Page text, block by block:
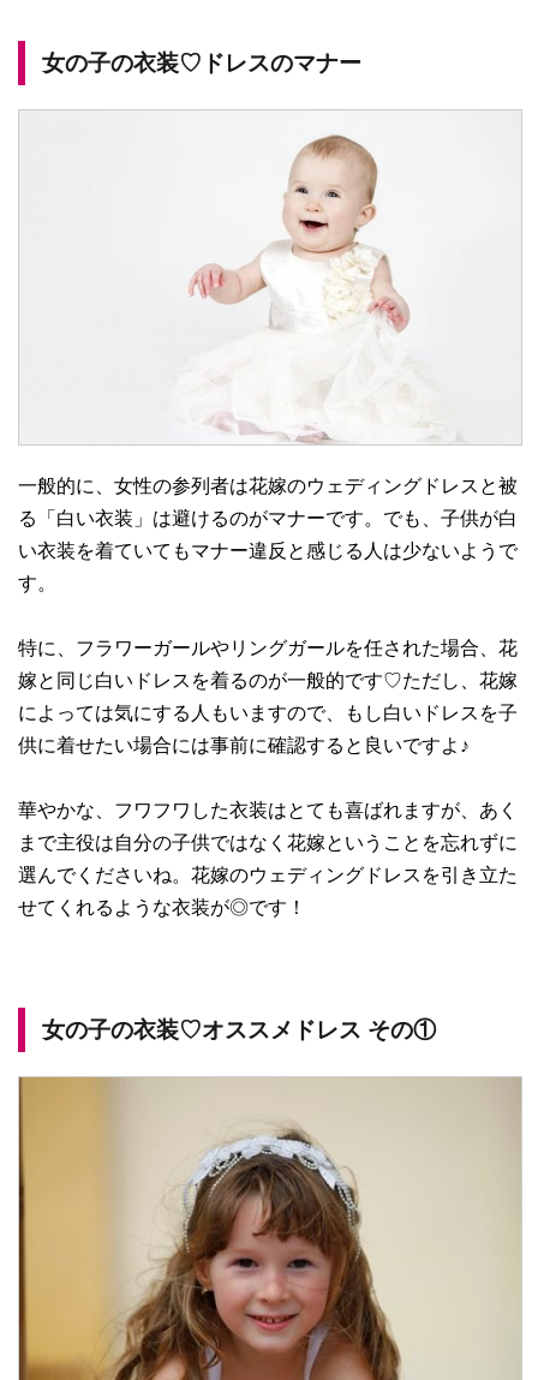
女の子の衣装♡ドレスのマナー
一般的に、女性の参列者は花嫁のウェディングドレスと被
る「白い衣装」は避けるのがマナーです。でも、子供が白
い衣装を着ていてもマナー違反と感じる人は少ないようで
す。
特に、フラワーガールやリングガールを任された場合、花
嫁と同じ白いドレスを着るのが一般的です♡ただし、花嫁
によっては気にする人もいますので、もし白いドレスを子
供に着せたい場合には事前に確認すると良いですよ♪
華やかな、フワフワした衣装はとても喜ばれますが、あく
まで主役は自分の子供ではなく花嫁ということを忘れずに
選んでくださいね。花嫁のウェディングドレスを引き立た
せてくれるような衣装が◎です！
女の子の衣装♡オススメドレス その①